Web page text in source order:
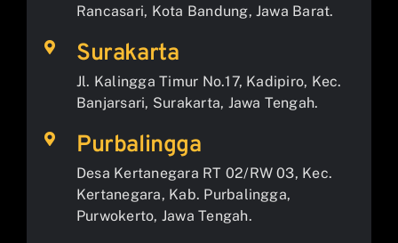
Rancasari, Kota Bandung, Jawa Barat.
Surakarta
Jl. Kalingga Timur No.17, Kadipiro, Kec.
Banjarsari, Surakarta, Jawa Tengah.
Purbalingga
Desa Kertanegara RT 02/RW 03, Kec.
Kertanegara, Kab. Purbalingga,
Purwokerto, Jawa Tengah.